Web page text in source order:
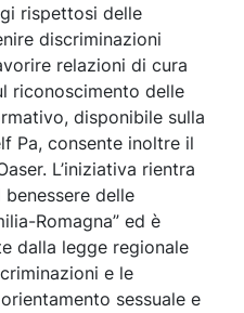
rispettosi delle
discriminazioni
relazioni di cura
riconoscimento delle
disponibile sulla
Pa, consente inoltre il
L’iniziativa rientra
delle
Romagna” ed è
dalla legge regionale
e le
sessuale e